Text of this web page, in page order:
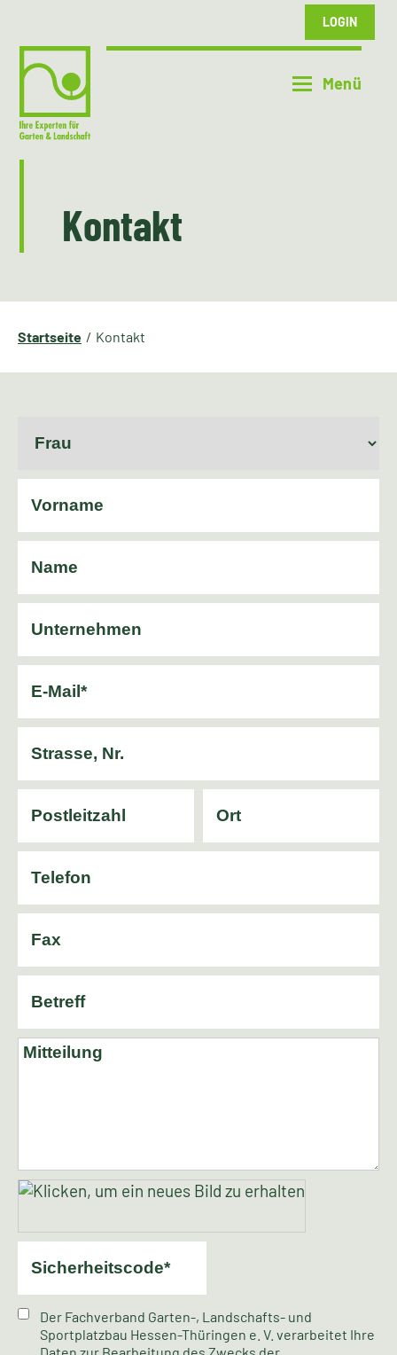
LOGIN
Kontakt
Startseite Kontakt
Der Fachverband Garten-, Landschafts- und
Sportplatzbau Hessen-Thüringen e. V. verarbeitet Ihre